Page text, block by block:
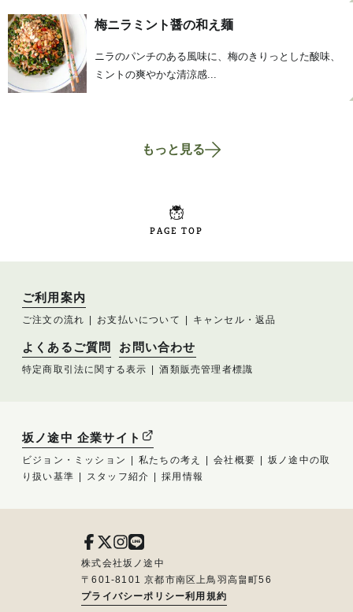
梅ニラミント醤の和え麺
ニラのパンチのある風味に、梅のきりっとした酸味、
ミントの爽やかな清涼感...
もっと見る
PAGE TOP
ご利用案内
ご注文の流れ お支払いについて キャンセル・返品
よくあるご質問 お問い合わせ
特定商取引法に関する表示 酒類販売管理者標識
坂ノ途中 企業サイト
ビジョン・ミッション 私たちの考え 会社概要
坂ノ途中の取
り扱い基準
スタッフ紹介 採用情報
株式会社坂ノ途中
〒601-8101 京都市南区上鳥羽高畠町56
プライバシーポリシー利用規約